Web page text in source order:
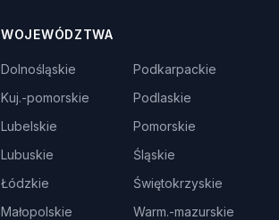
WOJEWÓDZTWA
Dolnośląskie
Kuj.-pomorskie
Lubelskie
Lubuskie
Łódzkie
Małopolskie
Podkarpackie
Podlaskie
Pomorskie
Śląskie
Świętokrzyskie
Warm.-mazurskie